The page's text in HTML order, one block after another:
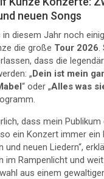
neuen Songs
diesem Jahr noch
die große Tour 2026.
dass die
„Dein ist mein
“ oder „Alles was
dass mein
ein Konzert immer ein
und neuen Liedern“,
im Rampenlicht und
aus einem